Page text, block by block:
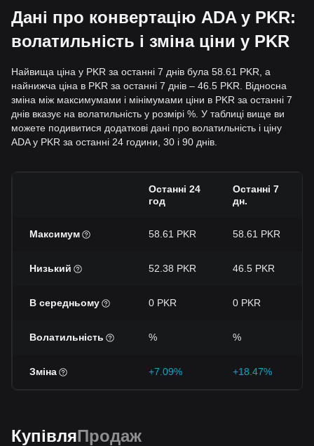
Дані про конвертацію ADA у PKR:
волатильність і зміна ціни у PKR
Найвища ціна у PKR за останні 7 днів була 58.61 PKR, а
найнижча ціна в PKR за останні 7 днів – 46.5 PKR. Відносна
зміна між максимумами і мінімумами ціни в PKR за останні 7
днів вказує на волатильність у розмірі %. У таблиці вище ви
можете подивитися додаткові дані про волатильність і ціну
ADA у PKR за останні 24 години, 30 і 90 днів.
Останні 24
год
Останні 7
дн.
Максимум 58.61 PKR 58.61 PKR
Низький 52.38 PKR 46.5 PKR
В середньому 0 PKR 0 PKR
Волатильність % %
Зміна +7.09% +18.47%
КупівляПродаж